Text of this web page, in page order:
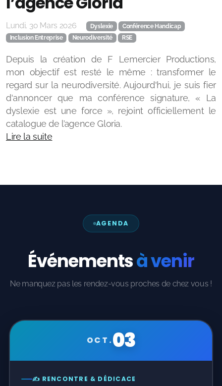
Lundi, 30 Mars 2026 Dyslexie
Conférence Handicap
Inclusion Entreprise
Neurodiversité RSE
Depuis la création de F Lemercier Productions,
mon objectif est resté le même : transformer le
regard sur la neurodiversité. Aujourd'hui, je suis fier
d'annoncer que ma conférence signature, « La
dyslexie est une force », rejoint officiellement le
catalogue de l’agence Gloria.
Lire la suite
AGENDA
Événementsà venir
Ne manquez pas les rendez-vous proches de chez vous !
OCT.03
✍️ RENCONTRE & DÉDICACE
Quartier Libre
UN PETIT DYS EN +
Les Vies Extraordinaires